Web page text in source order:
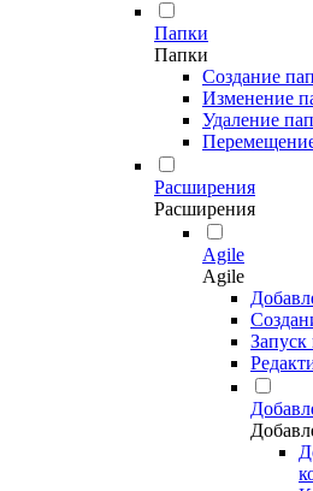
Папки
Папки
Создание
Изменение
Удаление
Расширения
Расширения
Agile
Agile
Запуск